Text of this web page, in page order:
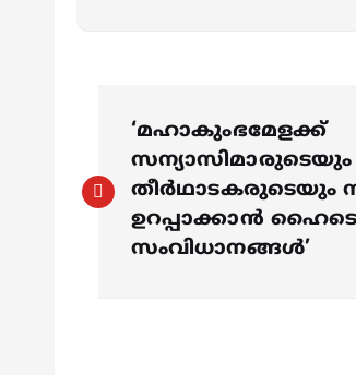
o
‘മഹാകുംഭമേളക്ക്
സന്യാസിമാരുടെയും
ഉറപ്പാക്കാൻ
സംവിധാനങ്ങൾ’